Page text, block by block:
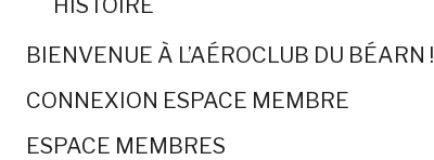
BIENVENUE À L’AÉROCLUB DU BÉARN !
CONNEXION ESPACE MEMBRE
ESPACE MEMBRES